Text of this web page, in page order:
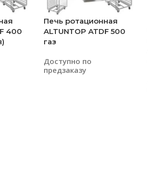
400
Печь ротационная
ALTUNTOP ATDF 500
газ
Доступно по
предзаказу